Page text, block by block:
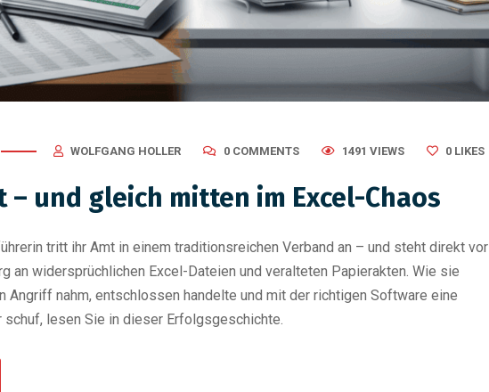
WOLFGANG HOLLER 0 COMMENTS 1491 VIEWS 0 LIKES
– und gleich mitten im Excel-Chaos
tritt ihr Amt in einem traditionsreichen Verband an – und steht direkt vor
an widersprüchlichen Excel-Dateien und veralteten Papierakten. Wie sie
Angriff nahm, entschlossen handelte und mit der richtigen Software eine
schuf, lesen Sie in dieser Erfolgsgeschichte.